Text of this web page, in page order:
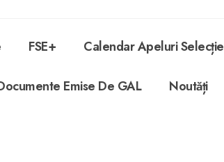
FSE+ Calendar Apeluri Selecție
Emise De GAL Noutăți